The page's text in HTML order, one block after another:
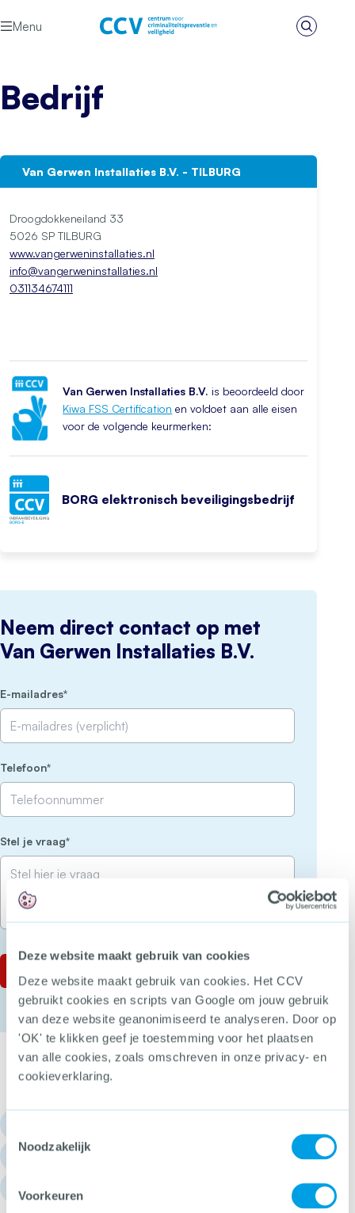
Deze website maakt gebruik van cookies
Deze website maakt gebruik van cookies. Het CCV
gebruikt cookies en scripts van Google om jouw gebruik
van deze website geanonimiseerd te analyseren. Door op
'OK' te klikken geef je toestemming voor het plaatsen
van alle cookies, zoals omschreven in onze privacy- en
cookieverklaring.
Noodzakelijk
Voorkeuren
Menu
Zoeken
Bedrijf
Neem direct contact op met
Van Gerwen Installaties B.V.
E-mailadres
Telefoon
Stel je vraag
Van Gerwen Installaties B.V. - TILBURG
Droogdokkeneiland 33
5026 SP TILBURG
www.vangerweninstallaties.nl
info@vangerweninstallaties.nl
031134674111
Van Gerwen Installaties B.V. is beoordeeld door
Kiwa FSS Certification en voldoet aan alle eisen
voor de volgende keurmerken:
BORG elektronisch beveiligingsbedrijf
info@hetccv.nl
Churchilllaan 11, 3527 GV Utrecht